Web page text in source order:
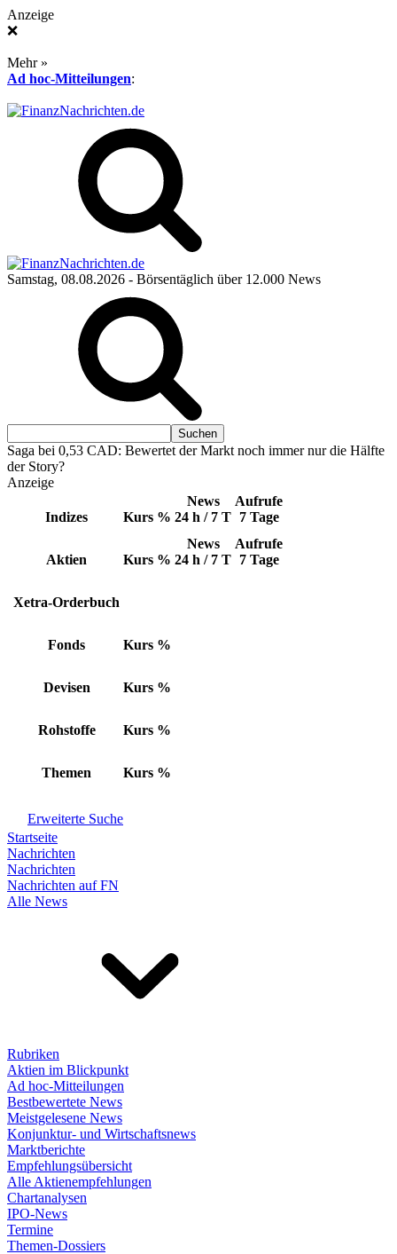
Anzeige
❌
Mehr »
Ad hoc-Mitteilungen:
Samstag, 08.08.2026 - Börsentäglich über 12.000 News
Saga bei 0,53 CAD: Bewertet der Markt noch immer nur die Hälfte
der Story?
Anzeige
Indizes Kurs %
News
24 h / 7 T
Aufrufe
7 Tage
Aktien Kurs %
News
24 h / 7 T
Aufrufe
7 Tage
Xetra-Orderbuch
Fonds Kurs %
Devisen Kurs %
Rohstoffe Kurs %
Themen Kurs %
Erweiterte Suche
Startseite
Nachrichten
Nachrichten
Nachrichten auf FN
Alle News
Rubriken
Aktien im Blickpunkt
Ad hoc-Mitteilungen
Bestbewertete News
Meistgelesene News
Konjunktur- und Wirtschaftsnews
Marktberichte
Empfehlungsübersicht
Alle Aktienempfehlungen
Chartanalysen
IPO-News
Termine
Themen-Dossiers